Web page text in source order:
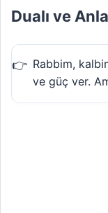
Dualı ve
Rabbim,
ve güç ver.